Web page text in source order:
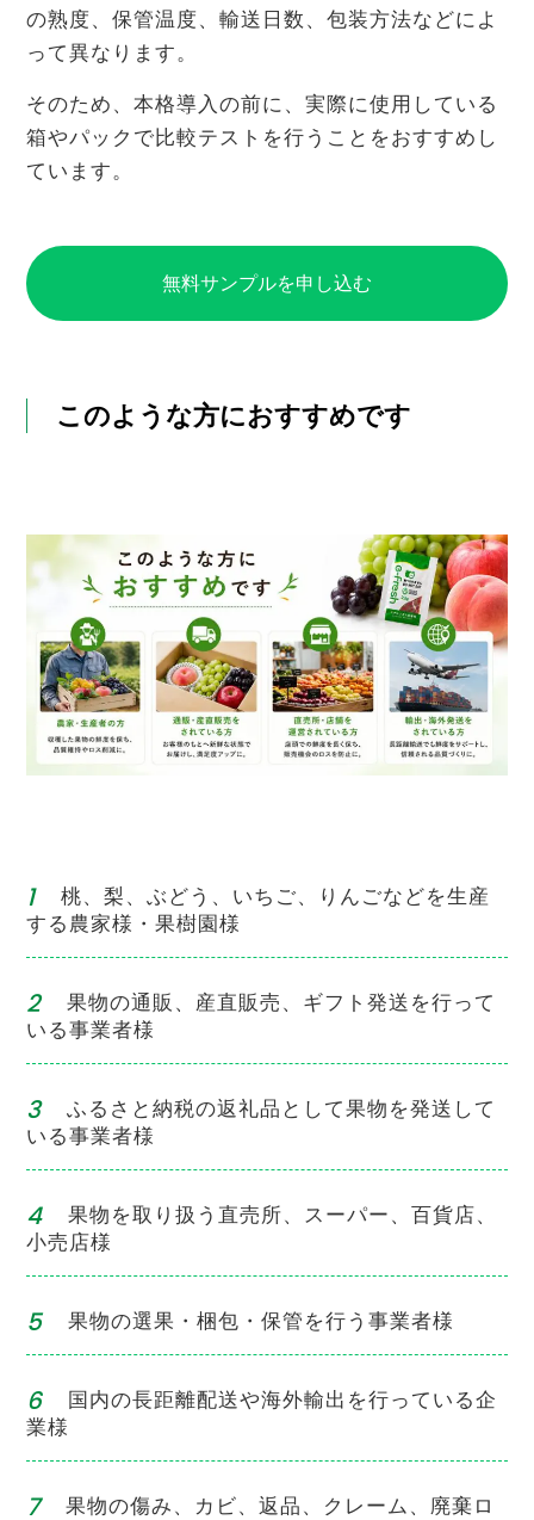
の熟度、保管温度、輸送日数、包装方法などによ
って異なります。
そのため、本格導入の前に、実際に使用している
箱やパックで比較テストを行うことをおすすめし
ています。
無料サンプルを申し込む
このような方におすすめです
桃、梨、ぶどう、いちご、りんごなどを生産
する農家様・果樹園様
果物の通販、産直販売、ギフト発送を行って
いる事業者様
ふるさと納税の返礼品として果物を発送して
いる事業者様
果物を取り扱う直売所、スーパー、百貨店、
小売店様
果物の選果・梱包・保管を行う事業者様
国内の長距離配送や海外輸出を行っている企
業様
果物の傷み、カビ、返品、クレーム、廃棄ロ